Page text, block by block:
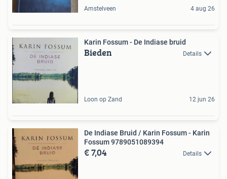
Amstelveen 4 aug 26
Karin Fossum - De Indiase bruid
Bieden Details
Loon op Zand 12 jun 26
De Indiase Bruid / Karin Fossum - Karin
Fossum 9789051089394
€ 7,04 Details